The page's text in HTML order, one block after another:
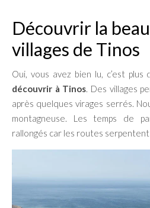
Découvrir la
villages de Tinos
Oui, vous avez bien lu, c’est
découvrir à Tinos. Des villages
après quelques virages serrés.
montagneuse. Les temps de
rallongés car les routes serpentent